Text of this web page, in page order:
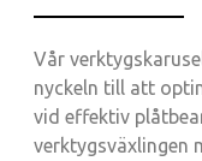
Vår
nyckeln till att
vid effektiv
verktygsväxlingen